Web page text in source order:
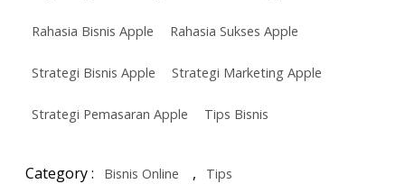
Rahasia Bisnis Apple Rahasia Sukses Apple
Strategi Bisnis Apple Strategi Marketing Apple
Strategi Pemasaran Apple Tips Bisnis
Category : Bisnis Online , Tips